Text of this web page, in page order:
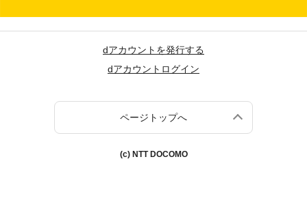
dアカウントを発行する
dアカウントログイン
ページトップへ
(c) NTT DOCOMO